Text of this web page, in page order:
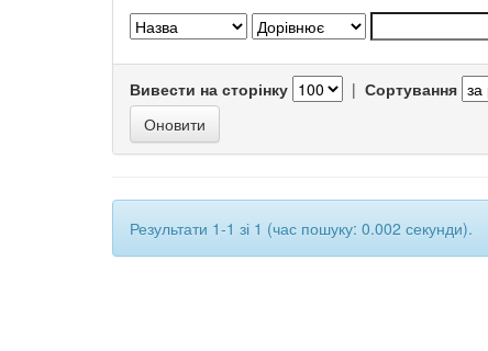
Вивести на сторінку | Сортування
Результати 1-1 зі 1 (час пошуку: 0.002 секунди).